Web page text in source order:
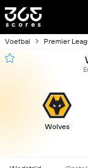
Voetbal Premier
Wolves